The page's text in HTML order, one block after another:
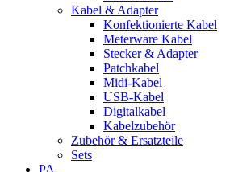
Kabel & Adapter
Konfektionierte Kabel
Meterware Kabel
Stecker & Adapter
Patchkabel
Midi-Kabel
USB-Kabel
Digitalkabel
Kabelzubehör
Zubehör & Ersatzteile
Sets
PA